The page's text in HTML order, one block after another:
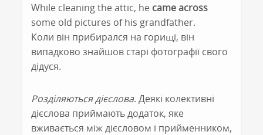
While cleaning the attic, he came across
some old pictures of his grandfather.
Коли він прибирался на горищі, він
випадково знайшов старі фотографії свого
дідуся.
Розділяються дієслова. Деякі колективні
дієслова приймають додаток, яке
вживається між дієсловом і прийменником,